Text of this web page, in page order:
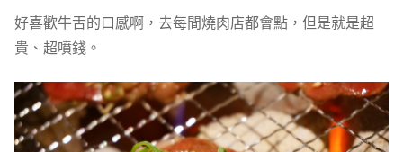
好喜歡牛舌的口感啊，去每間燒肉店都會點，但是就是超
貴、超噴錢。